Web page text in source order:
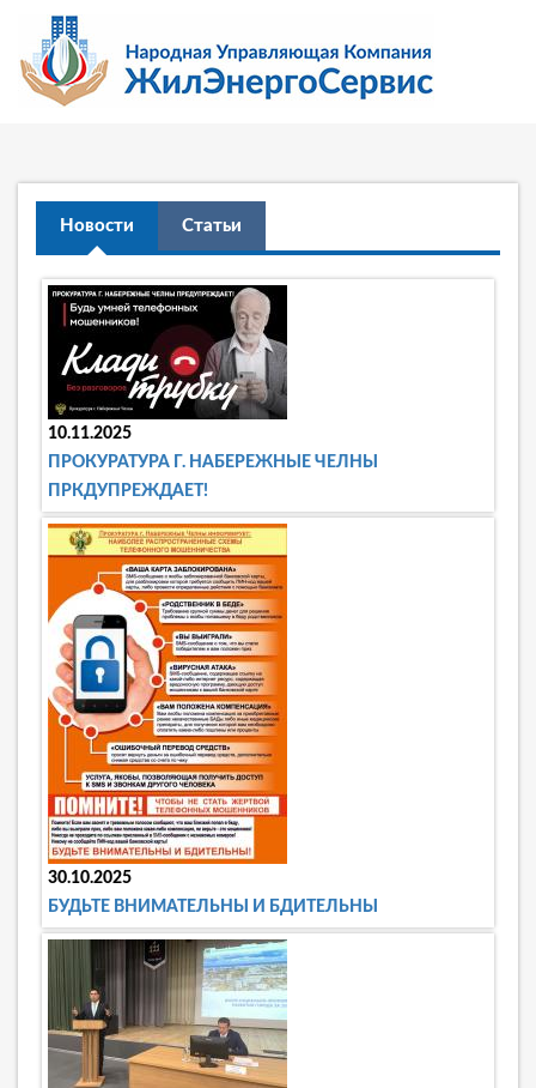
Новости Статьи
10.11.2025
ПРОКУРАТУРА Г. НАБЕРЕЖНЫЕ ЧЕЛНЫ
ПРКДУПРЕЖДАЕТ!
30.10.2025
БУДЬТЕ ВНИМАТЕЛЬНЫ И БДИТЕЛЬНЫ